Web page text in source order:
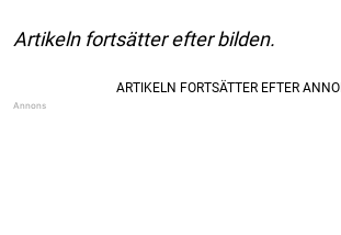
Artikeln fortsätter efter bilden.